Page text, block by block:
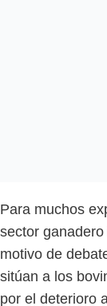
Para muchos
sector
motivo de
sitúan a los
por el deterioro